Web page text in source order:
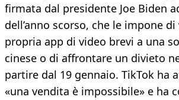
firmata dal presidente Joe Biden
dell’anno scorso, che le impone di
propria app di video brevi a una
cinese o di affrontare un divieto
partire dal 19 gennaio. TikTok ha
«una vendita è impossibile» e ha